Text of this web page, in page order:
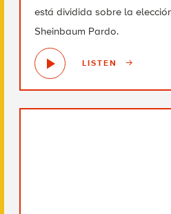
está dividida sobre la
Sheinbaum Pardo.
LISTEN